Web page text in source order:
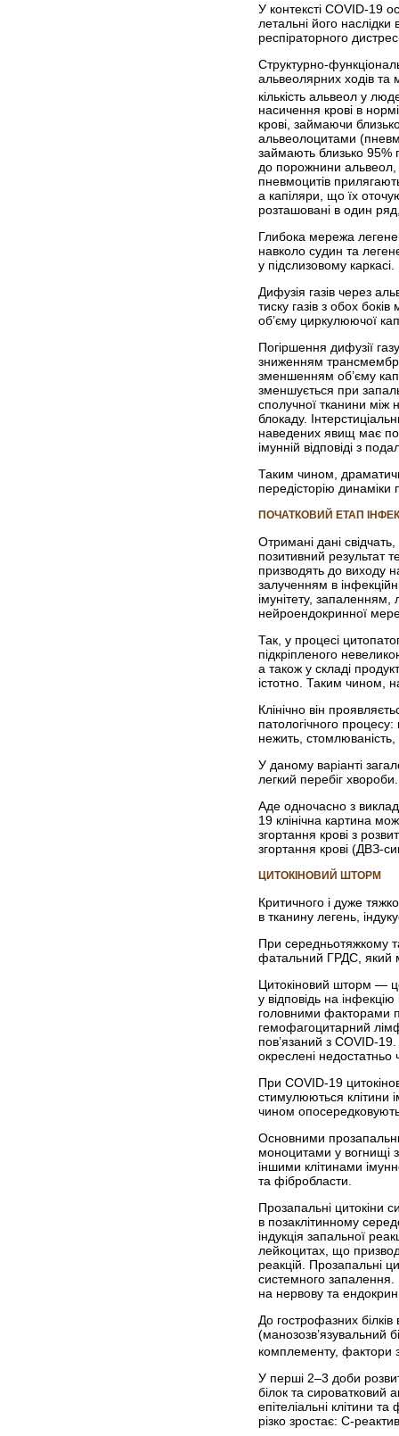
У контексті COVID-19
летальні його
респіраторного
Структурно-
альвео­лярних ходів та
кількість альвеол у
насичення крові в
крові, займаючи
альвеолоцитами
займають близько 95%
до порожнини альвеол,
пневмоцитів
а капіляри, що їх
розташовані в один
Глибока мережа
навколо судин та
у підслизовому каркасі.
Дифузія газів через
тиску газів з обох
об’єму циркулюючої
Погіршення дифузії
зниженням
зменшенням об’єму
зменшується при
сполучної тканини між
блокаду.
наведених явищ має
імунній відповіді з
Таким чином,
передісторію динаміки
ПОЧАТКОВИЙ ЕТАП
Отримані дані
позитивний результат
призводять до виходу
залученням в
імунітету, запаленням,
нейроендокринної
Так, у процесі
підкріпленого
а також у складі
істотно. Таким чином,
Клінічно він
патологічного
нежить, стомлюваність,
У даному варіанті
легкий перебіг
Аде одночасно з
19 клінічна картина
згортання крові з
згортання крові (ДВЗ-
ЦИТОКІНОВИЙ ШТОРМ
Критичного і дуже
в тканину легень,
При середньотяжкому
фатальний ГРДС, який
Цитокіновий шторм — це
у відповідь на
головними факторами
гемофагоцитарний
пов’язаний з COVID-
окреслені недостатньо
При COVID-19
стимулюються клітини
чином
Основними
моноцитами у вогнищі
іншими клітинами
та фібробласти.
Прозапальні цитокіни
в позаклітинному
індукція запальної
лейкоцитах, що
реакцій. Прозапальні
системного запалення.
на нервову та
До гострофазних
(манозозв’язувальний
комплементу, фактори
У перші 2–3 доби
білок та сироватковий
епітеліальні клітини
різко зростає: С-